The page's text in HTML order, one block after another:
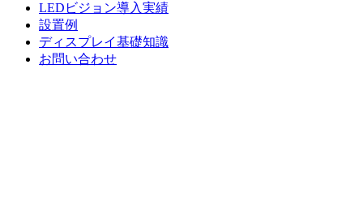
LEDビジョン導入実績
設置例
ディスプレイ基礎知識
お問い合わせ